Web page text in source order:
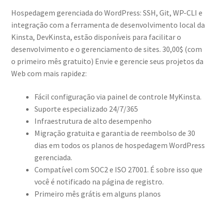
Hospedagem gerenciada do WordPress: SSH, Git, WP-CLI e
integração com a ferramenta de desenvolvimento local da
Kinsta, DevKinsta, estão disponíveis para facilitar o
desenvolvimento e o gerenciamento de sites. 30,00$ (com
o primeiro mês gratuito) Envie e gerencie seus projetos da
Web com mais rapidez:
Fácil configuração via painel de controle MyKinsta.
Suporte especializado 24/7/365
Infraestrutura de alto desempenho
Migração gratuita e garantia de reembolso de 30
dias em todos os planos de hospedagem WordPress
gerenciada.
Compatível com SOC2 e ISO 27001. É sobre isso que
você é notificado na página de registro.
Primeiro mês grátis em alguns planos